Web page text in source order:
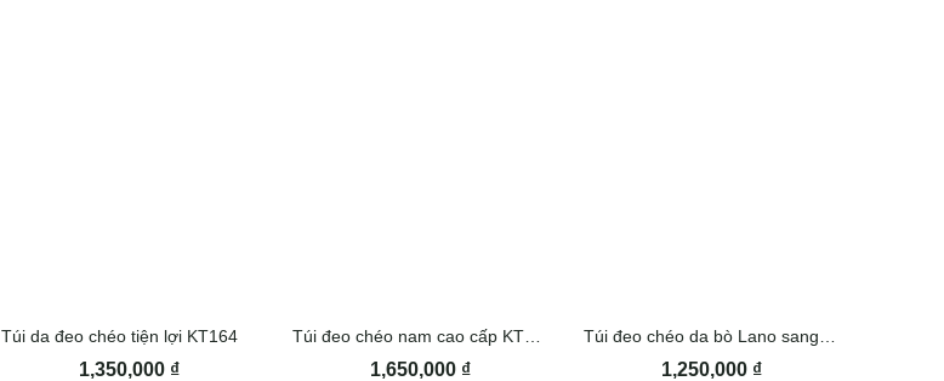
Túi da đeo chéo tiện lợi KT164
1,350,000 ₫ 1,650,000 ₫ 1,250,000 ₫